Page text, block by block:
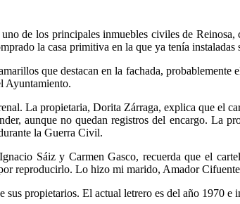
de los principales inmuebles civiles de
la casa primitiva en la que ya tenía instaladas
que destacan en la fachada,
Ayuntamiento.
La propietaria, Dorita Zárraga, explica que el
aunque no quedan registros del encargo. La
la Guerra Civil.
Sáiz y Carmen Gasco, recuerda que el
reproducirlo. Lo hizo mi marido, Amador
propietarios. El actual letrero es del año 1970